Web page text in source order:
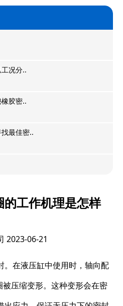
况分..
胶密..
最佳密..
工作机理是怎样
2023-06-21
。在液压缸中使用时，轴向配
压缩变形。这种变形会在密